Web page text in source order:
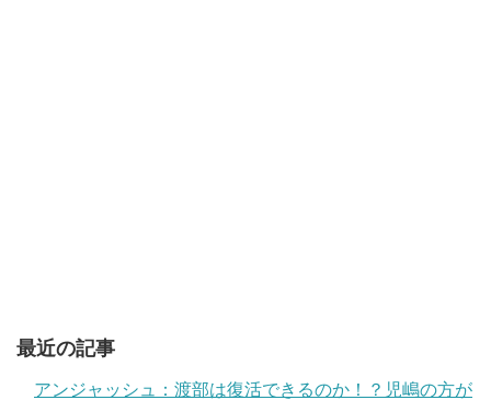
最近の記事
アンジャッシュ：渡部は復活できるのか！？児嶋の方が